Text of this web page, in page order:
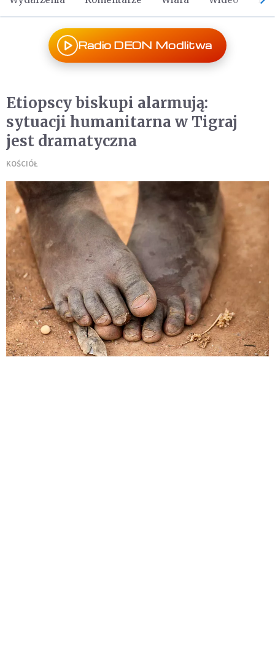
Radio DEON Modlitwa
Etiopscy biskupi alarmują:
sytuacji humanitarna w Tigraj
jest dramatyczna
KOŚCIÓŁ